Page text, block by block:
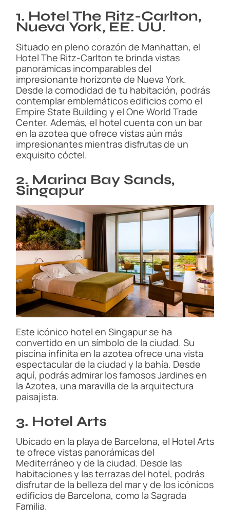
1. Hotel The Ritz-Carlton,
Nueva York, EE. UU.
Situado en pleno corazón de Manhattan, el
Hotel The Ritz-Carlton te brinda vistas
panorámicas incomparables del
impresionante horizonte de Nueva York.
Desde la comodidad de tu habitación, podrás
contemplar emblemáticos edificios como el
Empire State Building y el One World Trade
Center. Además, el hotel cuenta con un bar
en la azotea que ofrece vistas aún más
impresionantes mientras disfrutas de un
exquisito cóctel.
2. Marina Bay Sands,
Singapur
Este icónico hotel en Singapur se ha
convertido en un símbolo de la ciudad. Su
piscina infinita en la azotea ofrece una vista
espectacular de la ciudad y la bahía. Desde
aquí, podrás admirar los famosos Jardines en
la Azotea, una maravilla de la arquitectura
paisajista.
3. Hotel Arts
Ubicado en la playa de Barcelona, el Hotel Arts
te ofrece vistas panorámicas del
Mediterráneo y de la ciudad. Desde las
habitaciones y las terrazas del hotel, podrás
disfrutar de la belleza del mar y de los icónicos
edificios de Barcelona, como la Sagrada
Familia.